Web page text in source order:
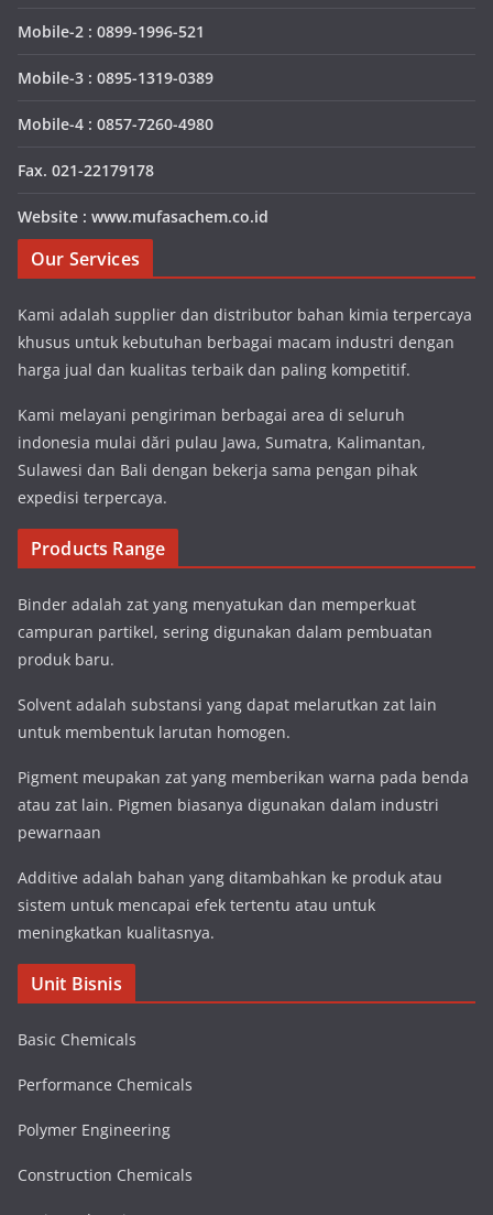
Mobile-2 : 0899-1996-521
Mobile-3 : 0895-1319-0389
Mobile-4 : 0857-7260-4980
Fax. 021-22179178
Website : www.mufasachem.co.id
Our Services
Kami adalah supplier dan distributor bahan kimia terpercaya
khusus untuk kebutuhan berbagai macam industri dengan
harga jual dan kualitas terbaik dan paling kompetitif.
Kami melayani pengiriman berbagai area di seluruh
indonesia mulai dări pulau Jawa, Sumatra, Kalimantan,
Sulawesi dan Bali dengan bekerja sama pengan pihak
expedisi terpercaya.
Products Range
Binder adalah zat yang menyatukan dan memperkuat
campuran partikel, sering digunakan dalam pembuatan
produk baru.
Solvent adalah substansi yang dapat melarutkan zat lain
untuk membentuk larutan homogen.
Pigment meupakan zat yang memberikan warna pada benda
atau zat lain. Pigmen biasanya digunakan dalam industri
pewarnaan
Additive adalah bahan yang ditambahkan ke produk atau
sistem untuk mencapai efek tertentu atau untuk
meningkatkan kualitasnya.
Unit Bisnis
Basic Chemicals
Performance Chemicals
Polymer Engineering
Construction Chemicals